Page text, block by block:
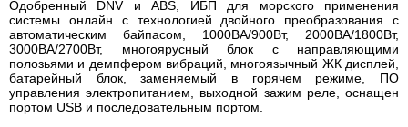
Одобренный DNV и ABS, ИБП для морского применения
системы онлайн с технологией двойного преобразования с
автоматическим байпасом, 1000ВА/900Вт, 2000ВА/1800Вт,
3000ВА/2700Вт, многоярусный блок с направляющими
полозьями и демпфером вибраций, многоязычный ЖК дисплей,
батарейный блок, заменяемый в горячем режиме, ПО
управления электропитанием, выходной зажим реле, оснащен
портом USB и последовательным портом.